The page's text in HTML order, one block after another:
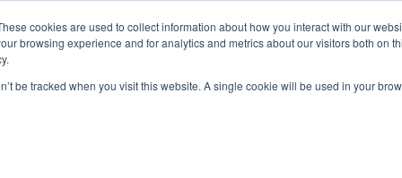
cookies are used to collect information about how you interact with our
browsing experience and for analytics and metrics about our visitors both on
be tracked when you visit this website. A single cookie will be used in your